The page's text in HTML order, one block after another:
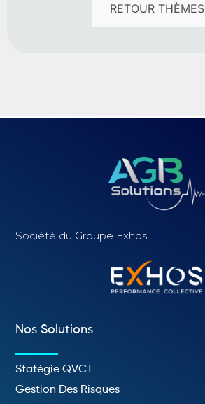
RETOUR THÈMES
Société du Groupe Exhos
Nos Solutions
Statégie QVCT
Gestion Des Risques